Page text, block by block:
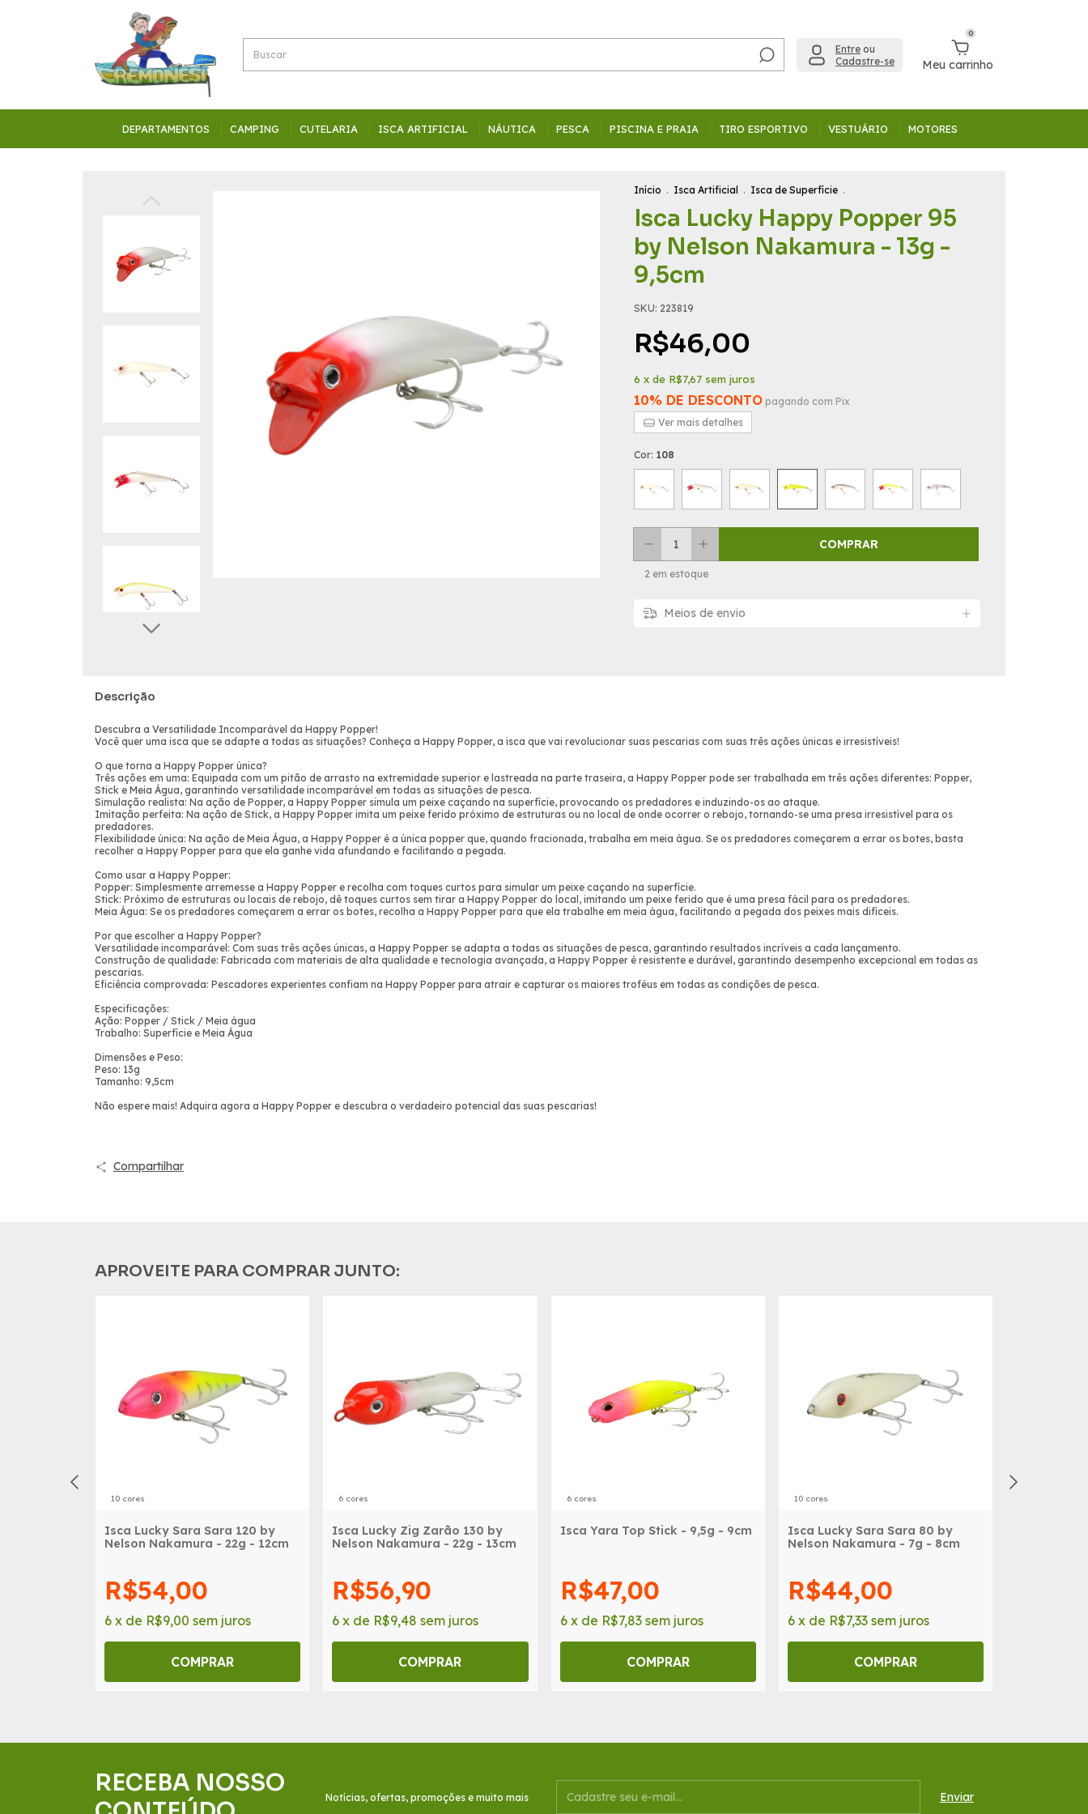
Entre ou
Cadastre-se
0
Meu carrinho
DEPARTAMENTOS CAMPING CUTELARIA ISCA ARTIFICIAL NÁUTICA PESCA PISCINA E PRAIA TIRO ESPORTIVO VESTUÁRIO MOTORES
Início . Isca Artificial . Isca de Superfície .
Isca Lucky Happy Popper 95
by Nelson Nakamura - 13g -
9,5cm
SKU: 223819
R$46,00
6 x de R$7,67 sem juros
10% DE DESCONTO pagando com Pix
Ver mais detalhes
Cor: 108
2 em estoque
Meios de envio
Descrição
Descubra a Versatilidade Incomparável da Happy Popper!
Você quer uma isca que se adapte a todas as situações? Conheça a Happy Popper, a isca que vai revolucionar suas pescarias com suas três ações únicas e irresistíveis!
O que torna a Happy Popper única?
Três ações em uma: Equipada com um pitão de arrasto na extremidade superior e lastreada na parte traseira, a Happy Popper pode ser trabalhada em três ações diferentes: Popper,
Stick e Meia Água, garantindo versatilidade incomparável em todas as situações de pesca.
Simulação realista: Na ação de Popper, a Happy Popper simula um peixe caçando na superfície, provocando os predadores e induzindo-os ao ataque.
Imitação perfeita: Na ação de Stick, a Happy Popper imita um peixe ferido próximo de estruturas ou no local de onde ocorrer o rebojo, tornando-se uma presa irresistível para os
predadores.
Flexibilidade única: Na ação de Meia Água, a Happy Popper é a única popper que, quando fracionada, trabalha em meia água. Se os predadores começarem a errar os botes, basta
recolher a Happy Popper para que ela ganhe vida afundando e facilitando a pegada.
Como usar a Happy Popper:
Popper: Simplesmente arremesse a Happy Popper e recolha com toques curtos para simular um peixe caçando na superfície.
Stick: Próximo de estruturas ou locais de rebojo, dê toques curtos sem tirar a Happy Popper do local, imitando um peixe ferido que é uma presa fácil para os predadores.
Meia Água: Se os predadores começarem a errar os botes, recolha a Happy Popper para que ela trabalhe em meia água, facilitando a pegada dos peixes mais difíceis.
Por que escolher a Happy Popper?
Versatilidade incomparável: Com suas três ações únicas, a Happy Popper se adapta a todas as situações de pesca, garantindo resultados incríveis a cada lançamento.
Construção de qualidade: Fabricada com materiais de alta qualidade e tecnologia avançada, a Happy Popper é resistente e durável, garantindo desempenho excepcional em todas as
pescarias.
Eficiência comprovada: Pescadores experientes confiam na Happy Popper para atrair e capturar os maiores troféus em todas as condições de pesca.
Especificações:
Ação: Popper / Stick / Meia água
Trabalho: Superfície e Meia Água
Dimensões e Peso:
Peso: 13g
Tamanho: 9,5cm
Não espere mais! Adquira agora a Happy Popper e descubra o verdadeiro potencial das suas pescarias!
Compartilhar
APROVEITE PARA COMPRAR JUNTO:
10 cores
Isca Lucky Sara Sara 120 by
Nelson Nakamura - 22g - 12cm
R$54,00
6 x de R$9,00 sem juros
COMPRAR
6 cores
Isca Lucky Zig Zarão 130 by
Nelson Nakamura - 22g - 13cm
R$56,90
6 x de R$9,48 sem juros
COMPRAR
6 cores
Isca Yara Top Stick - 9,5g - 9cm
R$47,00
6 x de R$7,83 sem juros
COMPRAR
10 cores
Isca Lucky Sara Sara 80 by
Nelson Nakamura - 7g - 8cm
R$44,00
6 x de R$7,33 sem juros
COMPRAR
RECEBA NOSSO
Notícias, ofertas, promoções e muito mais